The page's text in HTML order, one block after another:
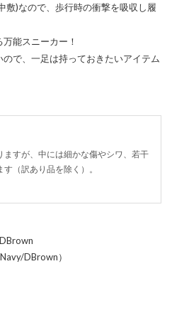
敷)なので、歩行時の衝撃を吸収し履
能スニーカー！
で、一足は持っておきたいアイテム
ますが、中には細かな傷やシワ、若干
（訳あり品を除く）。
DBrown）